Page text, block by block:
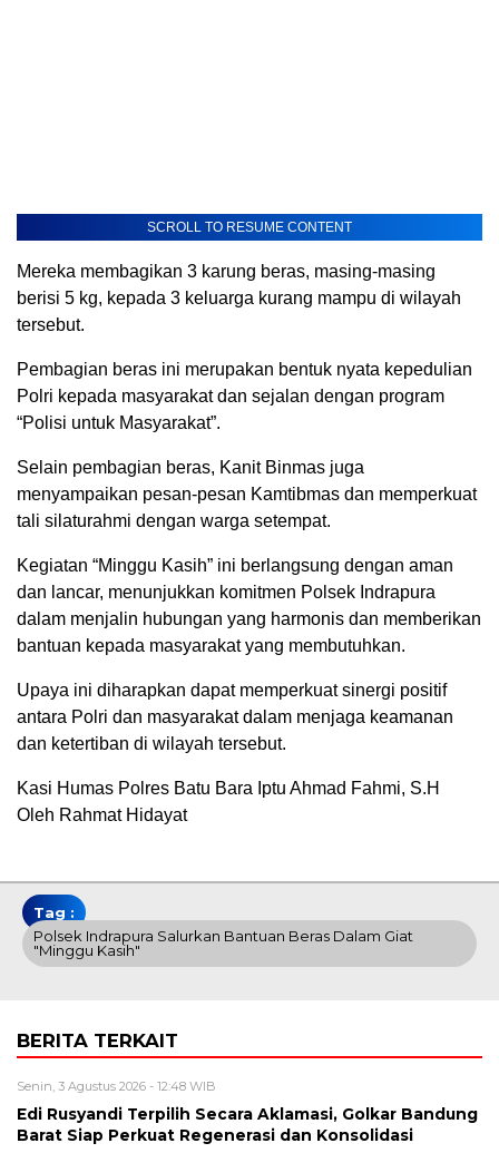
SCROLL TO RESUME CONTENT
Mereka membagikan 3 karung beras, masing-masing
berisi 5 kg, kepada 3 keluarga kurang mampu di wilayah
tersebut.
Pembagian beras ini merupakan bentuk nyata kepedulian
Polri kepada masyarakat dan sejalan dengan program
“Polisi untuk Masyarakat”.
Selain pembagian beras, Kanit Binmas juga
menyampaikan pesan-pesan Kamtibmas dan memperkuat
tali silaturahmi dengan warga setempat.
Kegiatan “Minggu Kasih” ini berlangsung dengan aman
dan lancar, menunjukkan komitmen Polsek Indrapura
dalam menjalin hubungan yang harmonis dan memberikan
bantuan kepada masyarakat yang membutuhkan.
Upaya ini diharapkan dapat memperkuat sinergi positif
antara Polri dan masyarakat dalam menjaga keamanan
dan ketertiban di wilayah tersebut.
Kasi Humas Polres Batu Bara Iptu Ahmad Fahmi, S.H
Oleh Rahmat Hidayat
Tag :
Polsek Indrapura Salurkan Bantuan Beras Dalam Giat
"Minggu Kasih"
BERITA TERKAIT
Senin, 3 Agustus 2026 - 12:48 WIB
Edi Rusyandi Terpilih Secara Aklamasi, Golkar Bandung
Barat Siap Perkuat Regenerasi dan Konsolidasi